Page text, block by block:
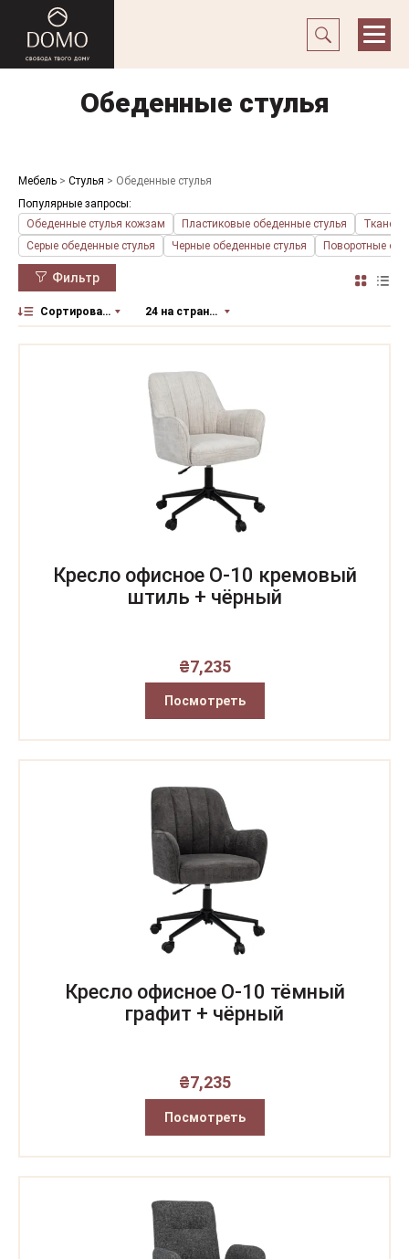
Обеденные стулья
Мебель > Стулья > Обеденные стулья
Популярные запросы:
Обеденные стулья кожзам
Пластиковые обеденные стулья
Серые обеденные стулья
Черные обеденные стулья Поворотные
Фильтр
Сортировать по 24 на страницу
Кресло офисное O-10 кремовый
штиль + чёрный
₴7,235
Посмотреть
Кресло офисное O-10 тёмный
графит + чёрный
₴7,235
Посмотреть